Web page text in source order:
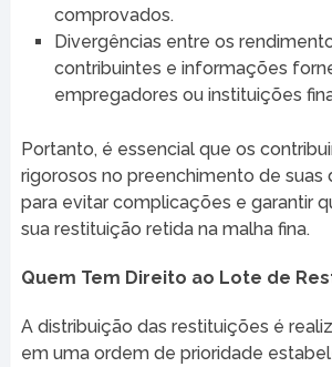
comprovados.
Divergências entre os
contribuintes e informações
empregadores ou instituições
Portanto, é essencial que os
rigorosos no preenchimento de suas
para evitar complicações e garantir
sua restituição retida na malha fina.
Quem Tem Direito ao Lote de
A distribuição das restituições é
em uma ordem de prioridade